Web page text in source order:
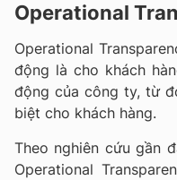
Operational
Operational
động là cho khách
động của công ty, từ
biệt cho khách hàng.
Theo nghiên cứu gần
Operational